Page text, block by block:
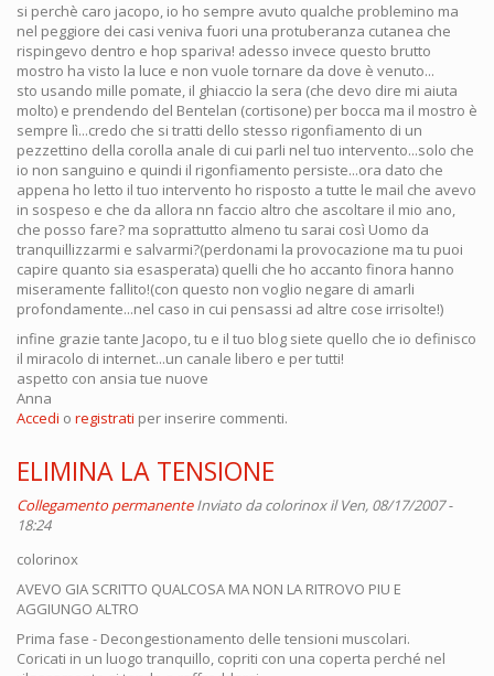
si perchè caro jacopo, io ho sempre avuto qualche problemino ma
nel peggiore dei casi veniva fuori una protuberanza cutanea che
rispingevo dentro e hop spariva! adesso invece questo brutto
mostro ha visto la luce e non vuole tornare da dove è venuto...
sto usando mille pomate, il ghiaccio la sera (che devo dire mi aiuta
molto) e prendendo del Bentelan (cortisone) per bocca ma il mostro è
sempre lì...credo che si tratti dello stesso rigonfiamento di un
pezzettino della corolla anale di cui parli nel tuo intervento...solo che
io non sanguino e quindi il rigonfiamento persiste...ora dato che
appena ho letto il tuo intervento ho risposto a tutte le mail che avevo
in sospeso e che da allora nn faccio altro che ascoltare il mio ano,
che posso fare? ma soprattutto almeno tu sarai così Uomo da
tranquillizzarmi e salvarmi?(perdonami la provocazione ma tu puoi
capire quanto sia esasperata) quelli che ho accanto finora hanno
miseramente fallito!(con questo non voglio negare di amarli
profondamente...nel caso in cui pensassi ad altre cose irrisolte!)
infine grazie tante Jacopo, tu e il tuo blog siete quello che io definisco
il miracolo di internet...un canale libero e per tutti!
aspetto con ansia tue nuove
Anna
Accedi o registrati per inserire commenti.
ELIMINA LA TENSIONE
Collegamento permanente Inviato dacolorinoxil Ven, 08/17/2007 -
18:24
colorinox
AVEVO GIA SCRITTO QUALCOSA MA NON LA RITROVO PIU E
AGGIUNGO ALTRO
Prima fase - Decongestionamento delle tensioni muscolari.
Coricati in un luogo tranquillo, copriti con una coperta perché nel